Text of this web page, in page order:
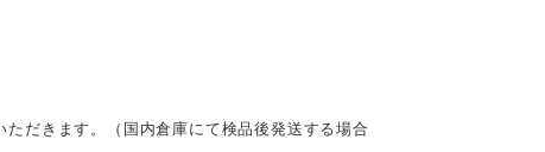
だきます。（国内倉庫にて検品後発送する場合